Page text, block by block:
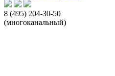
8 (495) 204-30-50
(многоканальный)